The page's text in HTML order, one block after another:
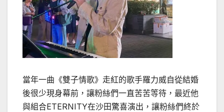
當年一曲《雙子情歌》走紅的歌手羅力威自從結婚
後很少現身幕前，讓粉絲們一直苦苦等待，最近他
與組合ETERNITY在沙田驚喜演出，讓粉絲們終於